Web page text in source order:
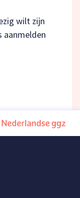
wilt zijn
aanmelden